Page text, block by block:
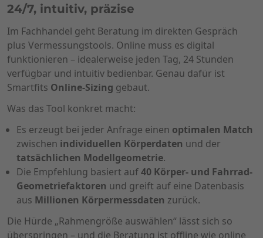
24/7, intuitiv, präzise
Im Fachhandel geht Beratung im direkten Gespräch
plus Vermessungstools. Online muss es digital
funktionieren – idealerweise jeden Tag, 24 Stunden
verfügbar und intuitiv bedienbar. Genau dafür ist
Smartfits Online-Sizing gebaut.
Was das Tool konkret macht:
Es erzeugt bei jeder Anfrage einen optimalen Match
zwischen individuellen Körperdaten und der
tatsächlichen Modellgeometrie.
Die Empfehlung basiert auf40 Körper- und Fahrrad-
Geometriefaktoren und greift auf eine Datenbasis
aus Millionen Körpermessdaten zurück.
Die Hürde „Rahmengröße auswählen“ lässt sich so
überspringen – und die Beratung ist offline wie online